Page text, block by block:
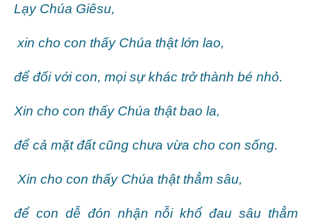
Lạy Chúa Giêsu,
xin cho con thấy Chúa thật lớn lao,
để đối với con, mọi sự khác trở thành bé nhỏ.
Xin cho con thấy Chúa thật bao la,
để cả mặt đất cũng chưa vừa cho con sống.
Xin cho con thấy Chúa thật thẳm sâu,
để con dễ đón nhận nỗi khổ đau sâu thẳm